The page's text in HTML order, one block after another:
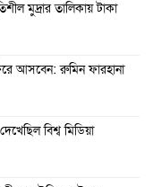
মুদ্রার তালিকায় টাকা
আসবেন: রুমিন ফারহানা
বিশ্ব মিডিয়া